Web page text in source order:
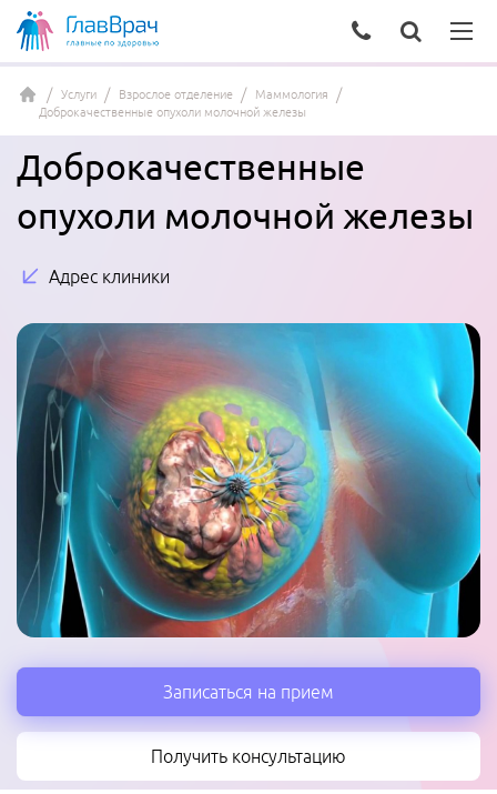
Услуги Взрослое отделение
Маммология
Доброкачественные опухоли молочной железы
Доброкачественные
опухоли молочной железы
Адрес клиники
Записаться на прием
Получить консультацию